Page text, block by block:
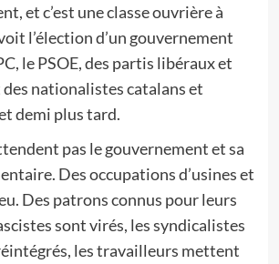
et c’est une classe ouvrière à
l’élection d’un gouvernement
le PSOE, des partis libéraux et
nationalistes catalans et
demi plus tard.
pas le gouvernement et sa
Des occupations d’usines et
Des patrons connus pour leurs
sont virés, les syndicalistes
les travailleurs mettent